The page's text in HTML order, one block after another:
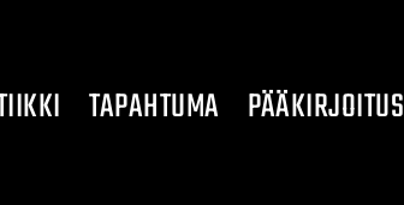
TAPAHTUMA PÄÄKIRJOITUS